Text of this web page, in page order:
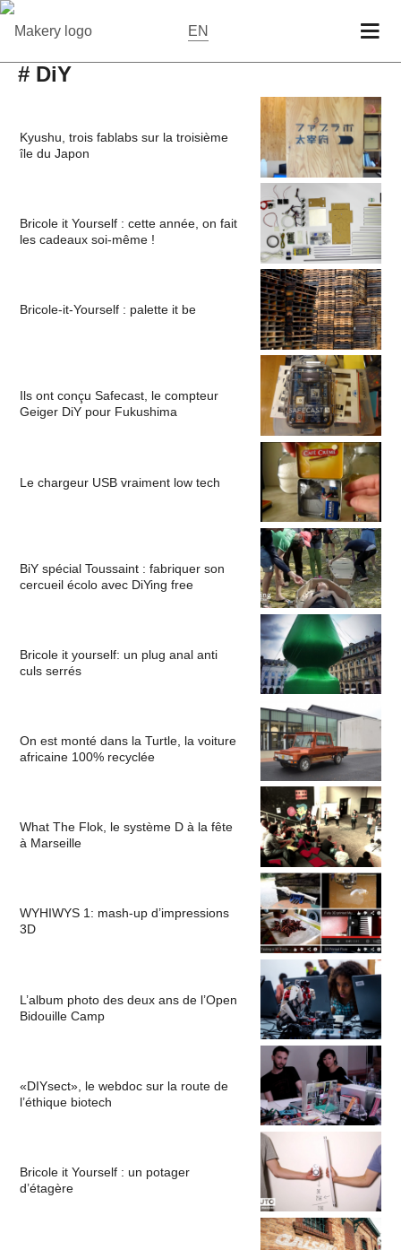
EN
# DiY
Kyushu, trois fablabs sur la troisième
île du Japon
Bricole it Yourself : cette année, on fait
les cadeaux soi-même !
Bricole-it-Yourself : palette it be
Ils ont conçu Safecast, le compteur
Geiger DiY pour Fukushima
Le chargeur USB vraiment low tech
BiY spécial Toussaint : fabriquer son
cercueil écolo avec DiYing free
Bricole it yourself: un plug anal anti
culs serrés
On est monté dans la Turtle, la voiture
africaine 100% recyclée
What The Flok, le système D à la fête
à Marseille
WYHIWYS 1: mash-up d’impressions
3D
L’album photo des deux ans de l’Open
Bidouille Camp
«DIYsect», le webdoc sur la route de
l’éthique biotech
Bricole it Yourself : un potager
d’étagère